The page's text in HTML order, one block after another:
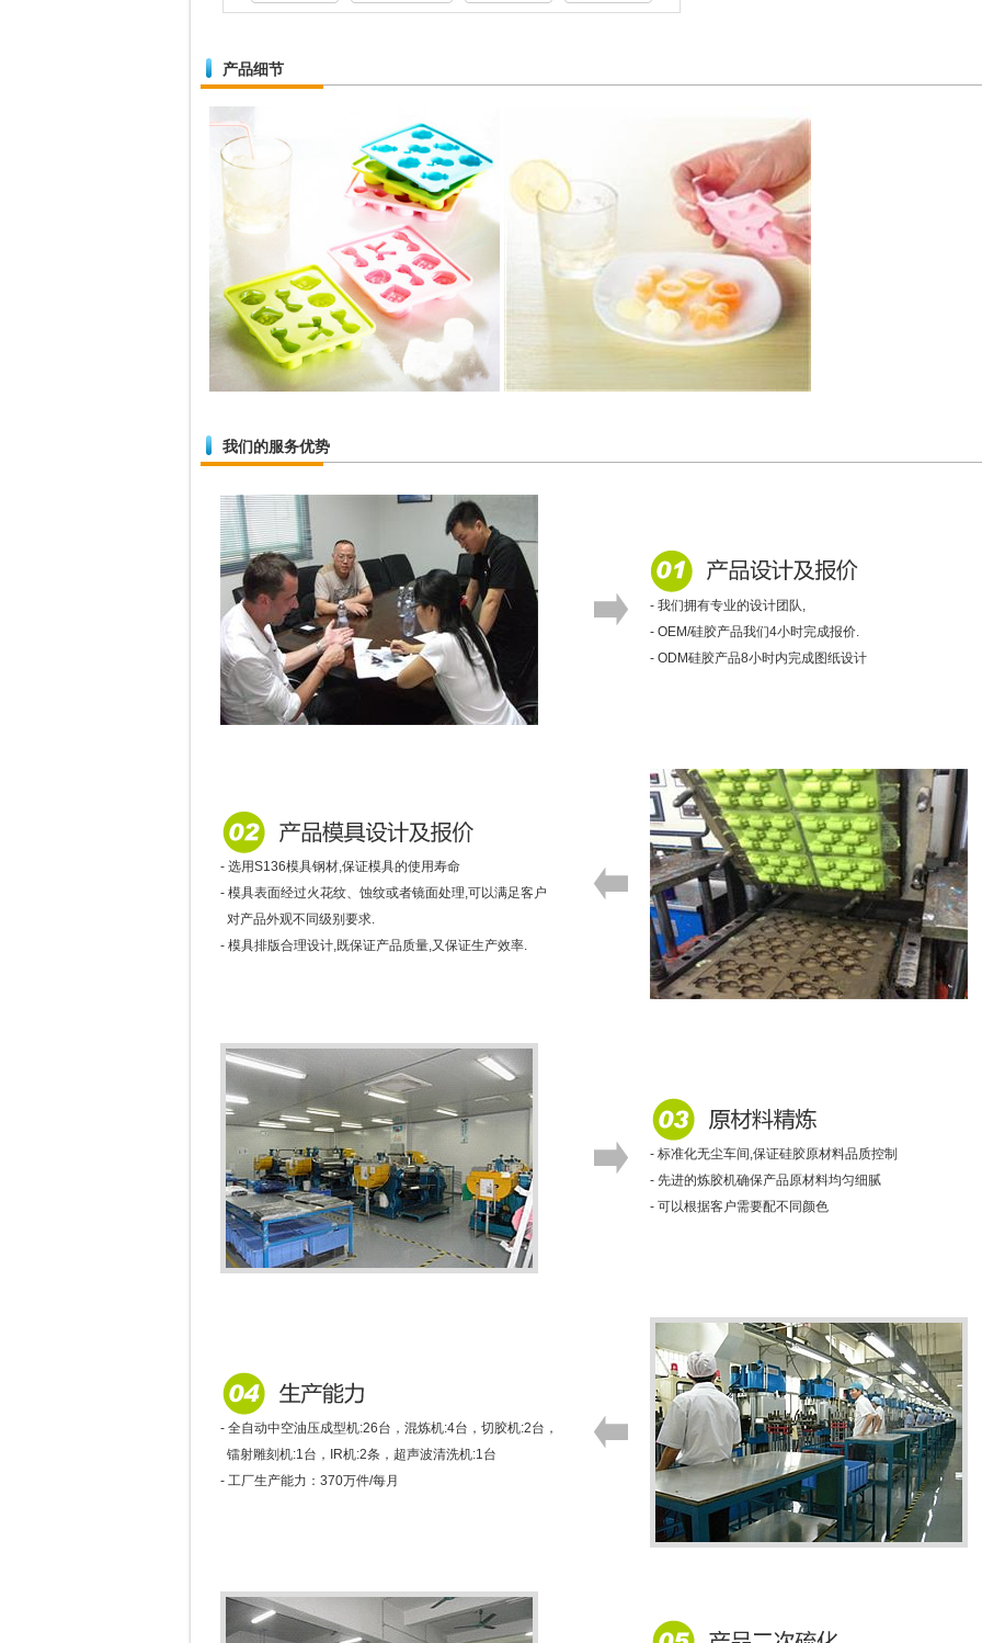
产品细节
我们的服务优势
- 我们拥有专业的设计团队,
- OEM/硅胶产品我们4小时完成报价.
- ODM硅胶产品8小时内完成图纸设计
- 选用S136模具钢材,保证模具的使用寿命
- 模具表面经过火花纹、蚀纹或者镜面处理,可以满足客户
对产品外观不同级别要求.
- 模具排版合理设计,既保证产品质量,又保证生产效率.
- 标准化无尘车间,保证硅胶原材料品质控制
- 先进的炼胶机确保产品原材料均匀细腻
- 可以根据客户需要配不同颜色
- 全自动中空油压成型机:26台，混炼机:4台，切胶机:2台，
镭射雕刻机:1台，IR机:2条，超声波清洗机:1台
- 工厂生产能力：370万件/每月